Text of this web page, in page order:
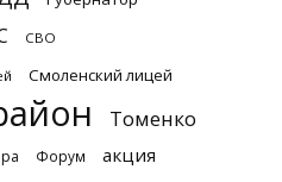
СВО
Смоленский лицей
Томенко
Форум акция